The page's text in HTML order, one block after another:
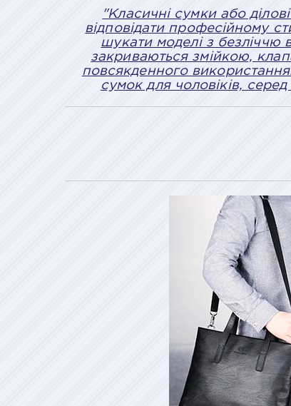
"Класичні сумки або
відповідати професійному
шукати моделі з безліччю
закриваються змійкою,
повсякденного
сумок для чоловіків,